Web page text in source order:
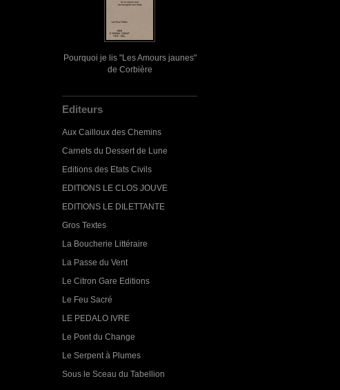
Pourquoi je lis "Les Amours jaunes"
de Corbière
Editeurs
Aux Cailloux des Chemins
Carnets du Dessert de Lune
Editions des Etats Civils
EDITIONS LE CLOS JOUVE
EDITIONS LE DILETTANTE
Gros Textes
La Boucherie Littéraire
La Passe du Vent
Le Citron Gare Editions
Le Feu Sacré
LE PEDALO IVRE
Le Pont du Change
Le Serpent à Plumes
Sous le Sceau du Tabellion